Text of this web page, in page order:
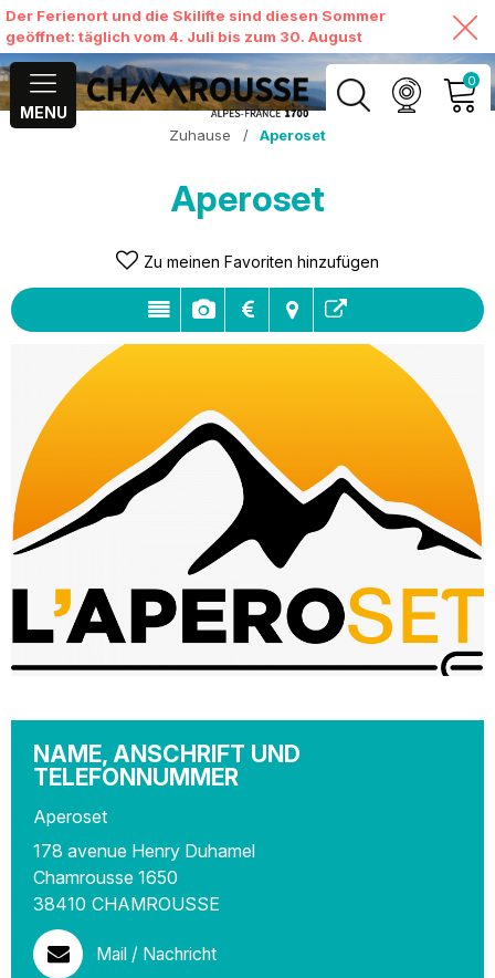
Der Ferienort und die Skilifte sind diesen Sommer
geöffnet: täglich vom 4. Juli bis zum 30. August
MENU
0
MEIN KONTO
MEINEN WARENKORB
Zuhause / Aperoset
Aperoset
Zu meinen Favoriten hinzufügen
NAME, ANSCHRIFT UND
TELEFONNUMMER
Aperoset
178 avenue Henry Duhamel
Chamrousse 1650
38410 CHAMROUSSE
Mail / Nachricht